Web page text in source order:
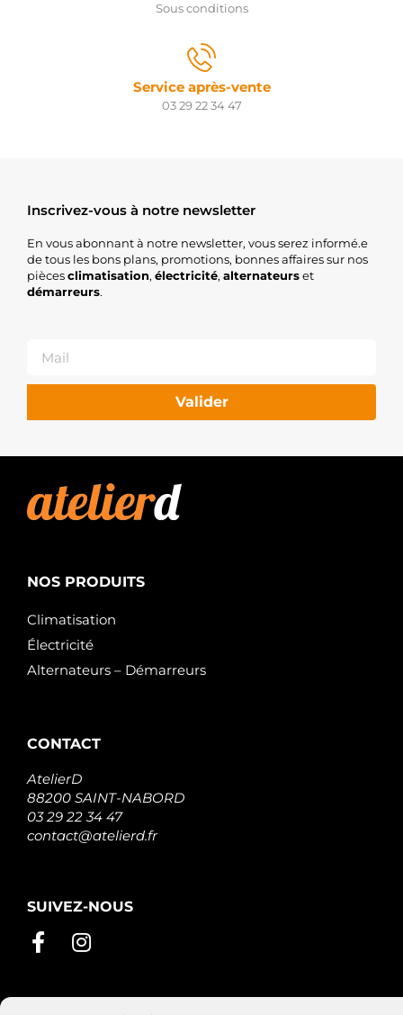
Sous conditions
Service après-vente
03 29 22 34 47
Inscrivez-vous à notre newsletter
En vous abonnant à notre newsletter, vous serez informé.e
de tous les bons plans, promotions, bonnes affaires sur nos
piècesclimatisation, électricité, alternateurset
démarreurs.
Valider
NOS PRODUITS
Climatisation
Électricité
Alternateurs – Démarreurs
CONTACT
AtelierD
88200 SAINT-NABORD
03 29 22 34 47
contact@atelierd.fr
SUIVEZ-NOUS